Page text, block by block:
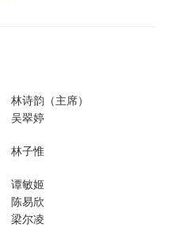
林诗韵（主席）
吴翠婷
林子惟
谭敏姬
陈易欣
梁尔凌